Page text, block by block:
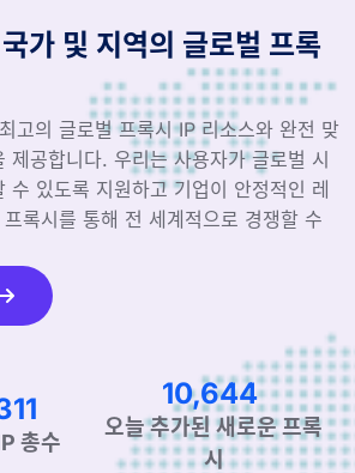
가 및 지역의 글로벌 프록
고의 글로벌 프록시 IP 리소스와 완전 맞
제공합니다. 우리는 사용자가 글로벌 시
수 있도록 지원하고 기업이 안정적인 레
록시를 통해 전 세계적으로 경쟁할 수
총수
16,426
오늘 추가된 새로운 프록
시